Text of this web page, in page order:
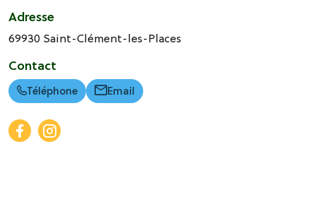
Adresse
69930 Saint-Clément-les-Places
Contact
Téléphone Email